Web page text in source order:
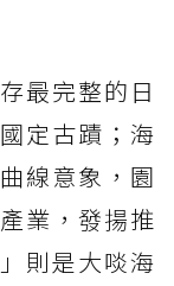
最完整的日
定古蹟；海
線意象，園
業，發揚推
則是大啖海